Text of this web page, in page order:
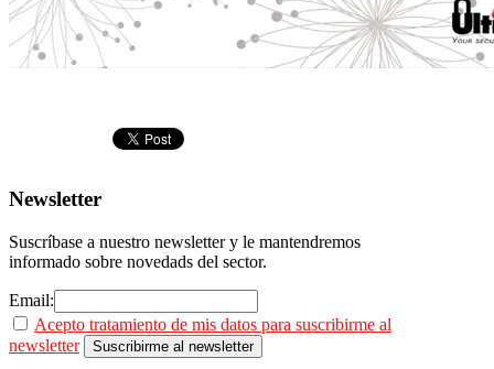
Newsletter
Suscríbase a nuestro newsletter y le mantendremos
informado sobre novedads del sector.
Email:
Acepto tratamiento de mis datos para suscribirme al
newsletter